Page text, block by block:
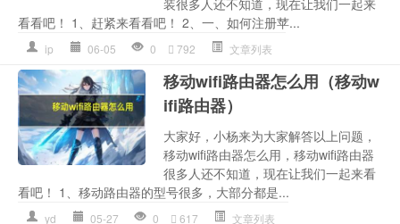
看看吧！ 1、赶紧来看看吧！ 2、一、如何注册苹...
ip 06-05 0 792 文章列表
移动wifi路由器怎么用（移动w
ifi路由器）
大家好，小杨来为大家解答以上问题，
移动wifi路由器怎么用，移动wifi路由器
很多人还不知道，现在让我们一起来看
看吧！ 1、移动路由器的型号很多，大部分都是...
yd 05-27 0 617 文章列表